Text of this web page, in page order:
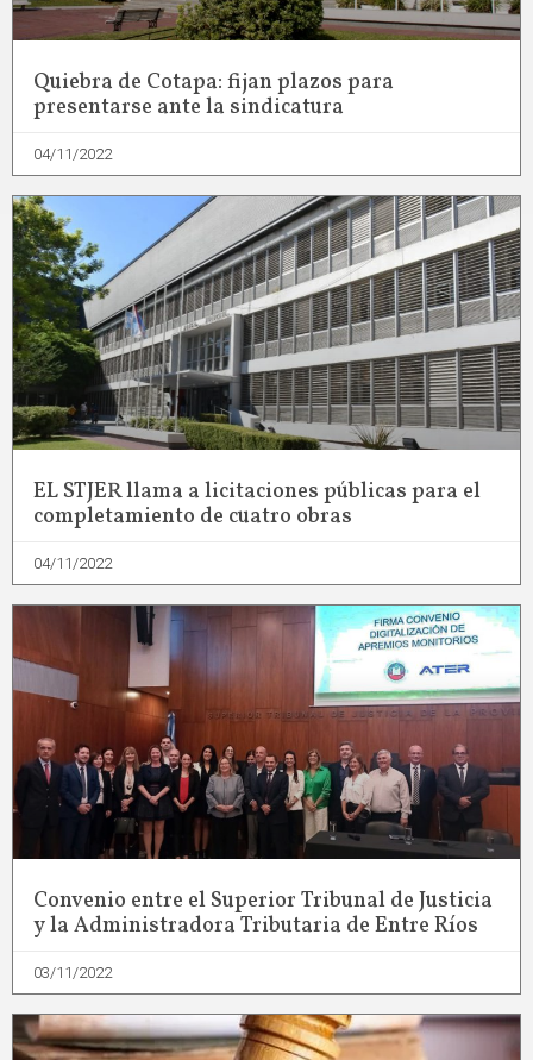
Quiebra de Cotapa: fijan plazos para
presentarse ante la sindicatura
04/11/2022
EL STJER llama a licitaciones públicas para el
completamiento de cuatro obras
04/11/2022
Convenio entre el Superior Tribunal de Justicia
y la Administradora Tributaria de Entre Ríos
03/11/2022